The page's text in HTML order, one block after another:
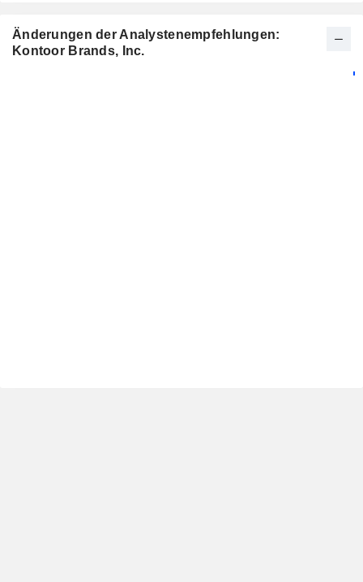
Änderungen der Analystenempfehlungen:
Kontoor Brands, Inc.